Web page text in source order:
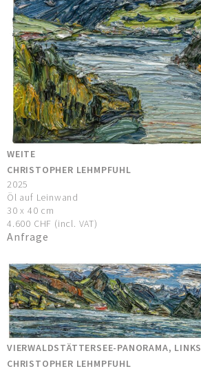
WEITE
CHRISTOPHER LEHMPFUHL
2025
Öl auf Leinwand
30 x 40 cm
4.600 CHF (incl. VAT)
Anfrage
VIERWALDSTÄTTERSEE-PANORAMA, LINKS
CHRISTOPHER LEHMPFUHL